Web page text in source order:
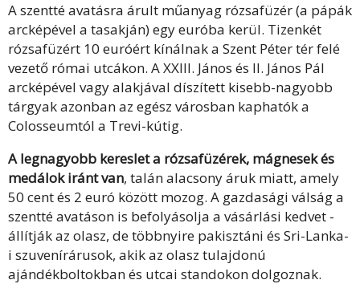
A szentté avatásra árult műanyag rózsafüzér (a pápák
arcképével a tasakján) egy euróba kerül. Tizenkét
rózsafüzért 10 euróért kínálnak a Szent Péter tér felé
vezető római utcákon. A XXIII. János és II. János Pál
arcképével vagy alakjával díszített kisebb-nagyobb
tárgyak azonban az egész városban kaphatók a
Colosseumtól a Trevi-kútig.
A legnagyobb kereslet a rózsafüzérek, mágnesek és
medálok iránt van, talán alacsony áruk miatt, amely
50 cent és 2 euró között mozog. A gazdasági válság a
szentté avatáson is befolyásolja a vásárlási kedvet -
állítják az olasz, de többnyire pakisztáni és Sri-Lanka-
i szuvenírárusok, akik az olasz tulajdonú
ajándékboltokban és utcai standokon dolgoznak.